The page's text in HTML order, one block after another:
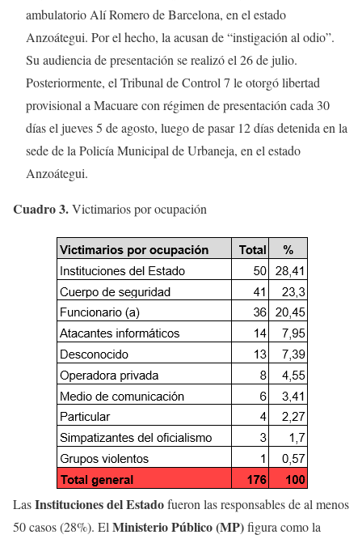
ambulatorio Alí Romero de Barcelona, en el estado
Anzoátegui. Por el hecho, la acusan de “instigación al odio”.
Su audiencia de presentación se realizó el 26 de julio.
Posteriormente, el Tribunal de Control 7 le otorgó libertad
provisional a Macuare con régimen de presentación cada 30
días el jueves 5 de agosto, luego de pasar 12 días detenida en la
sede de la Policía Municipal de Urbaneja, en el estado
Anzoátegui.
Cuadro 3.Victimarios por ocupación
LasInstituciones del Estadofueron las responsables de al menos
50 casos (28%). El Ministerio Público (MP)figura como la